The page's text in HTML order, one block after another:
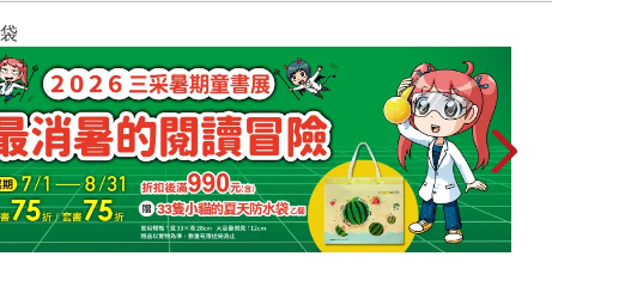
閱讀漫遊錄-2026上半年暢銷榜